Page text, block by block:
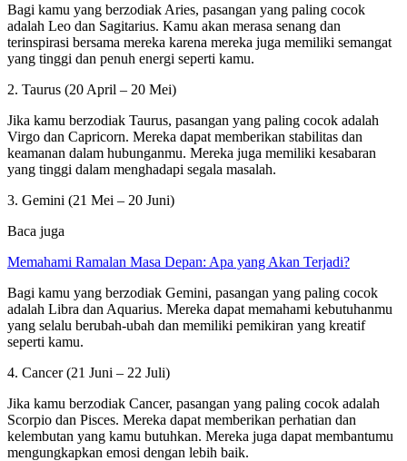
Bagi kamu yang berzodiak Aries, pasangan yang paling cocok
adalah Leo dan Sagitarius. Kamu akan merasa senang dan
terinspirasi bersama mereka karena mereka juga memiliki semangat
yang tinggi dan penuh energi seperti kamu.
2. Taurus (20 April – 20 Mei)
Jika kamu berzodiak Taurus, pasangan yang paling cocok adalah
Virgo dan Capricorn. Mereka dapat memberikan stabilitas dan
keamanan dalam hubunganmu. Mereka juga memiliki kesabaran
yang tinggi dalam menghadapi segala masalah.
3. Gemini (21 Mei – 20 Juni)
Baca juga
Memahami Ramalan Masa Depan: Apa yang Akan Terjadi?
Bagi kamu yang berzodiak Gemini, pasangan yang paling cocok
adalah Libra dan Aquarius. Mereka dapat memahami kebutuhanmu
yang selalu berubah-ubah dan memiliki pemikiran yang kreatif
seperti kamu.
4. Cancer (21 Juni – 22 Juli)
Jika kamu berzodiak Cancer, pasangan yang paling cocok adalah
Scorpio dan Pisces. Mereka dapat memberikan perhatian dan
kelembutan yang kamu butuhkan. Mereka juga dapat membantumu
mengungkapkan emosi dengan lebih baik.